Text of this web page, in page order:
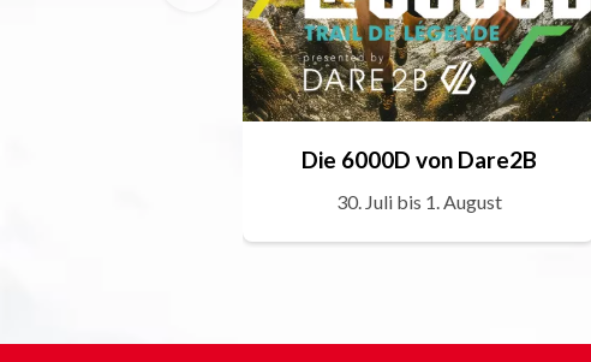
Die 6000D von Dare2B
30. Juli bis 1. August